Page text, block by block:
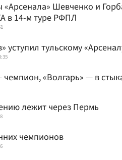
Шевченко и
в 14-м туре РФПЛ
уступил тульскому
чемпион, «Волгарь» — в
лежит через Пермь
чемпионов